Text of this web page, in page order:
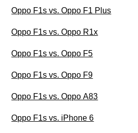
Oppo F1s vs. Oppo F1 Plus
Oppo F1s vs. Oppo R1x
Oppo F1s vs. Oppo F5
Oppo F1s vs. Oppo F9
Oppo F1s vs. Oppo A83
Oppo F1s vs. iPhone 6